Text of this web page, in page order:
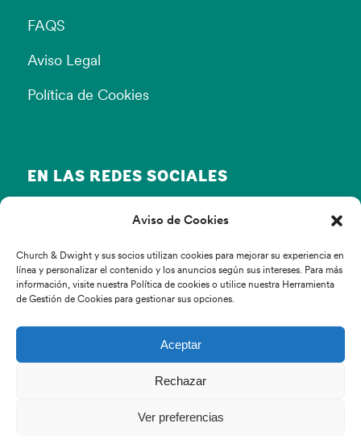
Aviso de Cookies
Church & Dwight y sus socios utilizan cookies para mejorar su experiencia en
línea y personalizar el contenido y los anuncios según sus intereses. Para más
información, visite nuestra Política de cookies o utilice nuestra Herramienta
de Gestión de Cookies para gestionar sus opciones.
Aceptar
Rechazar
Ver preferencias
FAQS
Aviso Legal
Política de Cookies
EN LAS REDES SOCIALES
© Copyright Church & Dwight 2022
Inicio